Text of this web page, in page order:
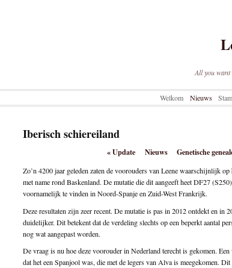
All you want
Welkom Nieuws
Iberisch schiereiland
«Update Nieuws Genetische
Zo’n 4200 jaar geleden zaten de voorouders van Leene waarschijnlijk
met name rond Baskenland. De mutatie die dit aangeeft heet DF27
voornamelijk te vinden in Noord-Spanje en Zuid-West Frankrijk.
Deze resultaten zijn zeer recent. De mutatie is pas in 2012 ontdekt en in
duidelijker. Dit betekent dat de verdeling slechts op een beperkt aantal
nog wat aangepast worden.
De vraag is nu hoe deze voorouder in Nederland terecht is gekomen.
dat het een Spanjool was, die met de legers van Alva is meegekomen.